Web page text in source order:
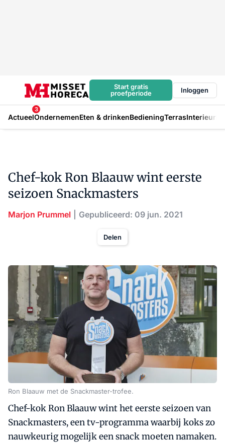
Start gratis
proefperiode
Inloggen
Actueel
3
OndernemenEten & drinkenBedieningTerrasInterieur
Chef-kok Ron Blaauw wint eerste
seizoen Snackmasters
Marjon Prummel Gepubliceerd: 09 jun. 2021
Delen
Ron Blaauw met de Snackmaster-trofee.
Chef-kok Ron Blaauw wint het eerste seizoen van
Snackmasters, een tv-programma waarbij koks zo
nauwkeurig mogelijk een snack moeten namaken.